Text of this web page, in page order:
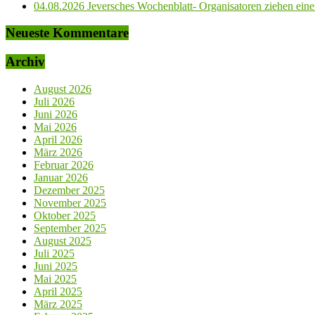
04.08.2026 Jeversches Wochenblatt- Organisatoren ziehen
Neueste Kommentare
Archiv
August 2026
Juli 2026
Juni 2026
Mai 2026
April 2026
März 2026
Februar 2026
Januar 2026
Dezember 2025
November 2025
Oktober 2025
September 2025
August 2025
Juli 2025
Juni 2025
Mai 2025
April 2025
März 2025